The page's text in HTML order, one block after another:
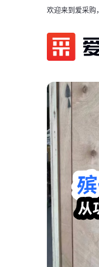
欢迎来到爱采购